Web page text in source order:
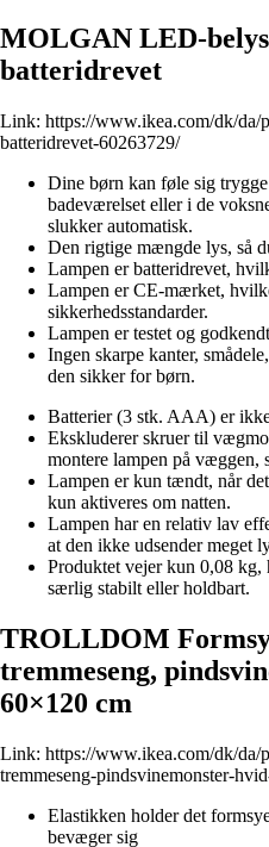
MOLGAN LED-
batteridrevet
Link: https://www.ikea.com/dk/
batteridrevet-60263729/
Dine børn kan føle sig
badeværelset eller i de
slukker automatisk.
Den rigtige mængde lys, så
Lampen er batteridrevet,
Lampen er CE-mærket,
sikkerhedsstandarder.
Lampen er testet og
Ingen skarpe kanter,
den sikker for børn.
Batterier (3 stk. AAA) er
Ekskluderer skruer til
montere lampen på væggen,
Lampen er kun tændt, når
kun aktiveres om natten.
Lampen har en relativ lav
at den ikke udsender meget
Produktet vejer kun 0,08
særlig stabilt eller holdbart.
TROLLDOM
tremmeseng,
60×120 cm
Link: https://www.ikea.com/dk/
tremmeseng-pindsvinemonster-
Elastikken holder det
bevæger sig